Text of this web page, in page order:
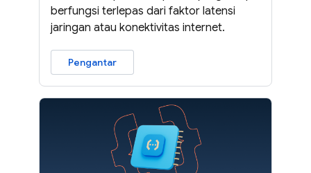
berfungsi terlepas dari faktor latensi
jaringan atau konektivitas internet.
Pengantar